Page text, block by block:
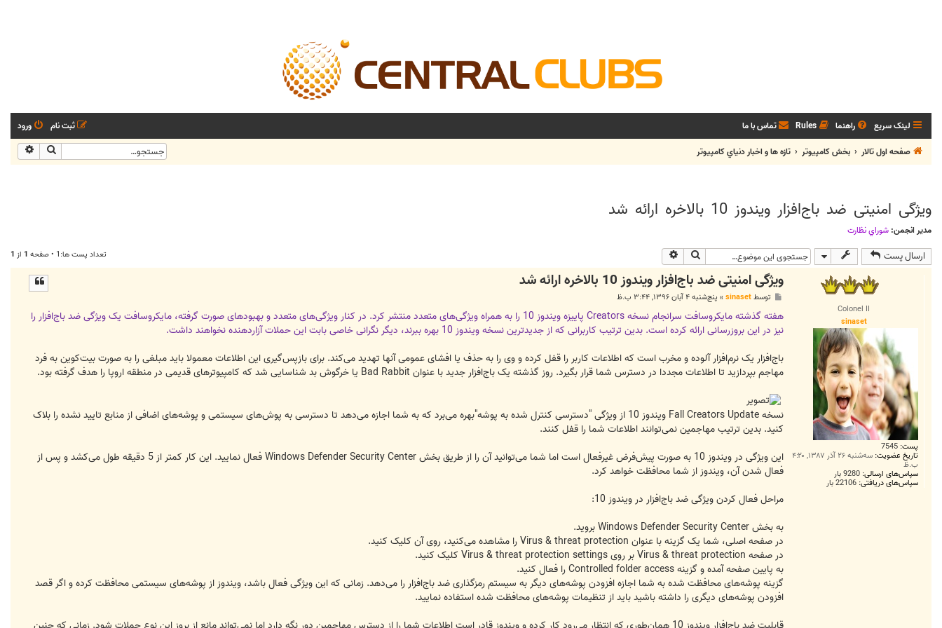
لینک سریع راهنما Rules تماس با ما ورود
ثبت نام
صفحه اول تالار
بخش كامپيوتر تازه ها و اخبار دنياي کامپيوتر جستجو
ویژگی امنیتی ضد باج‌افزار ویندوز 10 بالاخره ارائه شد
مدیر انجمن: شوراي نظارت
ارسال پست جستجو تعداد پست ها:1 • صفحه 1 از 1
Colonel II
sinaset
پست: 7545
تاریخ عضویت: سه‌شنبه ۲۶ آذر ۱۳۸۷, ۴:۲۰
ب.ظ
سپاس‌های ارسالی: 9280 بار
سپاس‌های دریافتی: 22106 بار
ویژگی امنیتی ضد باج‌افزار ویندوز 10 بالاخره ارائه شد
ت
توسطsinaset
» پنج‌شنبه ۴ آبان ۱۳۹۶, ۳:۴۴ ب.ظ
هفته گذشته مایکروسافت سرانجام نسخه Creators پاییزه ویندوز 10 را به همراه ویژگی‌های متعدد منتشر کرد. در کنار ویژگی‌های متعدد و بهبودهای صورت گرفته، مایکروسافت یک ویژگی ضد باج‌افزار را
نیز در این بروزرسانی ارائه کرده است. بدین ترتیب کاربرانی که از جدیدترین نسخه ویندوز 10 بهره ببرند، دیگر نگرانی خاصی بابت این حملات آزاردهنده نخواهند داشت.
باج‌افزار یک نرم‌افزار آلوده و مخرب است که اطلاعات کاربر را قفل کرده و وی را به حذف یا افشای عمومی آنها تهدید می‌کند. برای بازپس‌گیری این اطلاعات معمولا باید مبلغی را به صورت بیت‌کوین به فرد
مهاجم بپردازید تا اطلاعات مجددا در دسترس شما قرار بگیرد. روز گذشته یک باج‌افزار جدید با عنوان Bad Rabbit یا خرگوش بد شناسایی شد که کامپیوترهای قدیمی در منطقه اروپا را هدف گرفته بود.
نسخه Fall Creators Update ویندوز 10 از ویژگی "دسترسی کنترل شده به پوشه"بهره می‌برد که به شما اجازه می‌دهد تا دسترسی به پوش‌های سیستمی و پوشه‌های اضافی از منابع تایید نشده را بلاک
کنید. بدین ترتیب مهاجمین نمی‌توانند اطلاعات شما را قفل کنند.
این ویژگی در ویندوز 10 به صورت پیش‌فرض غیرفعال است اما شما می‌توانید آن را از طریق بخش Windows Defender Security Center فعال نمایید. این کار کمتر از 5 دقیقه طول می‌کشد و پس از
فعال شدن آن، ویندوز از شما محافظت خواهد کرد.
مراحل فعال کردن ویژگی ضد باج‌افزار در ویندوز 10:
به بخش Windows Defender Security Center بروید.
در صفحه اصلی، شما یک گزینه با عنوان Virus & threat protection را مشاهده می‌کنید، روی آن کلیک کنید.
در صفحه Virus & threat protection بر روی Virus & threat protection settings کلیک کنید.
به پایین صفحه آمده و گزینه Controlled folder access را فعال کنید.
گزینه پوشه‌های محافظت شده به شما اجازه افزودن پوشه‌های دیگر به سیستم رمزگذاری ضد باج‌افزار را می‌دهد. زمانی که این ویژگی فعال باشد، ویندوز از پوشه‌های سیستمی محافظت کرده و اگر قصد
افزودن پوشه‌های دیگری را داشته باشید باید از تنظیمات پوشه‌های محافظت شده استفاده نمایید.